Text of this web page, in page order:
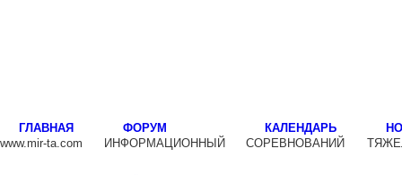
ГЛАВНАЯ
www.mir-ta.com
ФОРУМ
ИНФОРМАЦИОННЫЙ
КАЛЕНДАРЬ
СОРЕВНОВАНИЙ